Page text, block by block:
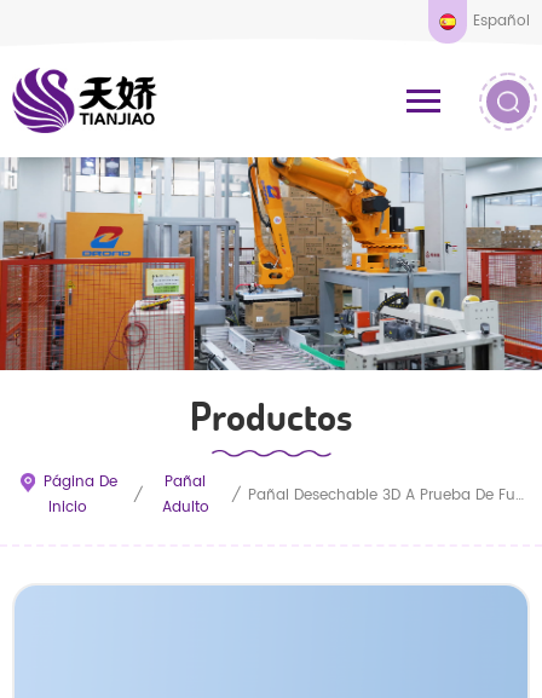
Español
Productos
Página De
Inicio
/
Pañal
Adulto
/ Pañal Desechable 3D A Prueba De Fugas Para Adultos (fabricante De Equipos Originales)